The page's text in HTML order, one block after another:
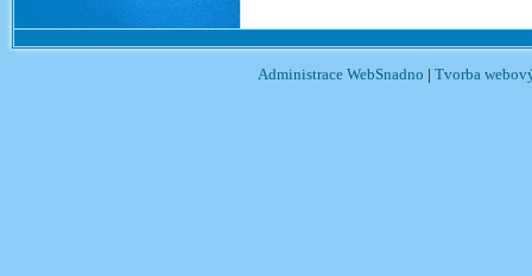
Administrace WebSnadno | Tvorba